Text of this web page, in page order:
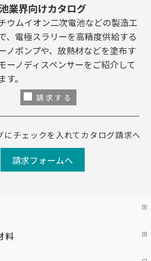
業界向けカタログ
ウムイオン二次電池などの製造工
、電極スラリーを高精度供給する
ノポンプや、放熱材などを塗布す
ーノディスペンサーをご紹介して
す。
請求する
にチェックを入れてカタログ請求へ
請求フォームへ
料